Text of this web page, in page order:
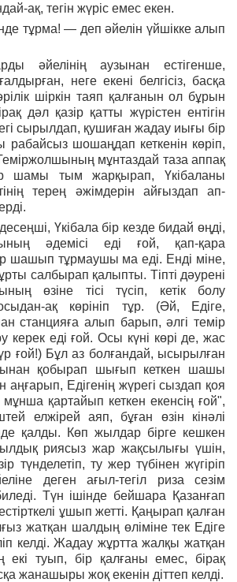
ақ, тегін жүріс емес екен.
тұрма! — деп әйелін үйшікке алып
әйелінің аузынан естігенше,
неге екені белгісіз, басқа
шіркін таяп қалғанын ол бұрын
дәл қазір қатты жүрістен ентігін
сырылдап, қушиған жадау иығы бір
рабайсыз шошаңдап кеткенін көріп,
Теміржолшының мұнтаздай таза аппақ
шамы тым жарқырап, Үкібаланы
терең әжімдерін айғыздап ап-
Үкібала бір кезде бидай өңді,
әдемісі еді ғой, қап-қара
шашып тұрмаушы ма еді. Енді міне,
салбырап қалыпты. Тіпті дәурені
өзіне тісі түсіп, кетік болу
ақ көрініп тұр. (Әй, Едіге,
станцияға алып барып, әлгі темір
керек еді ғой. Осы күні көрі де, жас
ғой!) Бұл аз болғандай, ысырылған
қобырап шығып кеткен шашы
аңғарып, Едігенің жүрегі сыздап қоя
мұнша қартайып кеткен екенсің ғой",
елжірей аяп, бұған өзін кінәлі
қалды. Көп жылдар бірге кешкен
риясыз жар жақсылығы үшін,
түнделетіп, ту жер түбінен жүгіріп
деген ағыл-тегіл риза сезім
Түн ішінде бейшара Қазанғап
ұшып жетті. Қаңырап қалған
жатқан шалдың өліміне тек Едіге
келді. Жадау жұртта жалқы жатқан
екі туып, бір қалғаны емес, бірақ
жанашыры жоқ екенін діттеп келді.